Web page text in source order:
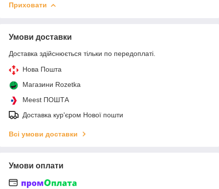
Приховати
Умови доставки
Доставка здійснюється тільки по передоплаті.
Нова Пошта
Магазини Rozetka
Meest ПОШТА
Доставка кур'єром Нової пошти
Всі умови доставки
Умови оплати